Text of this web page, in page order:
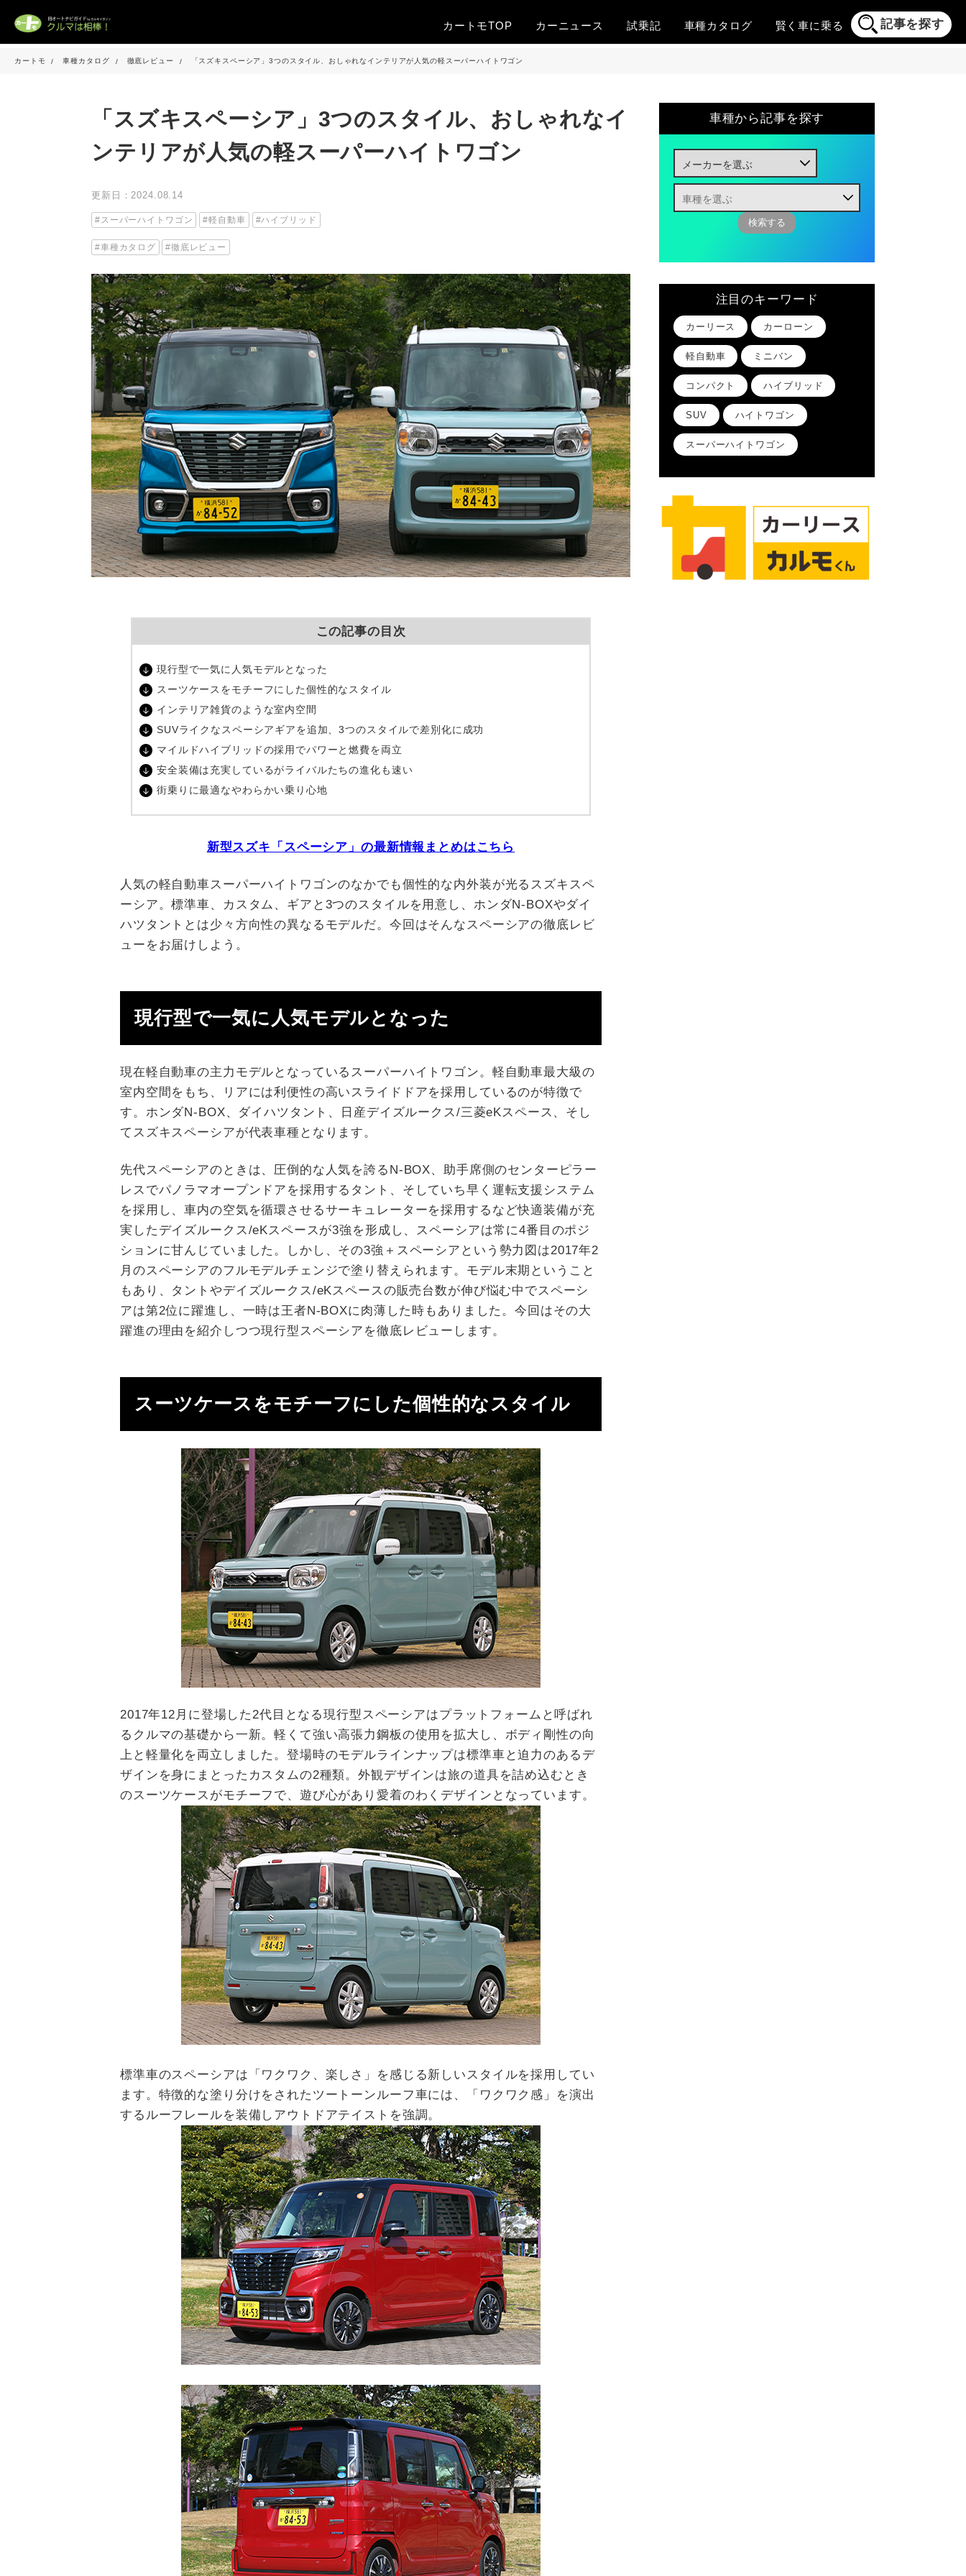
カートモTOP カーニュース 試乗記 車種カタログ 賢く車に乗る 記事を探す
カートモ 車種カタログ 徹底レビュー 「スズキスペーシア」3つのスタイル、おしゃれなインテリアが人気の軽スーパーハイトワゴン
「スズキスペーシア」3つのスタイル、おしゃれなイ
ンテリアが人気の軽スーパーハイトワゴン
更新日：2024.08.14
スーパーハイトワゴン 軽自動車 ハイブリッド
車種カタログ 徹底レビュー
この記事の目次
現行型で一気に人気モデルとなった
スーツケースをモチーフにした個性的なスタイル
インテリア雑貨のような室内空間
SUVライクなスペーシアギアを追加、3つのスタイルで差別化に成功
マイルドハイブリッドの採用でパワーと燃費を両立
安全装備は充実しているがライバルたちの進化も速い
街乗りに最適なやわらかい乗り心地
新型スズキ「スペーシア」の最新情報まとめはこちら
人気の軽自動車スーパーハイトワゴンのなかでも個性的な内外装が光るスズキスペ
ーシア。標準車、カスタム、ギアと3つのスタイルを用意し、ホンダN-BOXやダイ
ハツタントとは少々方向性の異なるモデルだ。今回はそんなスペーシアの徹底レビ
ューをお届けしよう。
現行型で一気に人気モデルとなった
現在軽自動車の主力モデルとなっているスーパーハイトワゴン。軽自動車最大級の
室内空間をもち、リアには利便性の高いスライドドアを採用しているのが特徴で
す。ホンダN-BOX、ダイハツタント、日産デイズルークス/三菱eKスペース、そし
てスズキスペーシアが代表車種となります。
先代スペーシアのときは、圧倒的な人気を誇るN-BOX、助手席側のセンターピラー
レスでパノラマオープンドアを採用するタント、そしていち早く運転支援システム
を採用し、車内の空気を循環させるサーキュレーターを採用するなど快適装備が充
実したデイズルークス/eKスペースが3強を形成し、スペーシアは常に4番目のポジ
ションに甘んじていました。しかし、その3強＋スペーシアという勢力図は2017年2
月のスペーシアのフルモデルチェンジで塗り替えられます。モデル末期ということ
もあり、タントやデイズルークス/eKスペースの販売台数が伸び悩む中でスペーシ
アは第2位に躍進し、一時は王者N-BOXに肉薄した時もありました。今回はその大
躍進の理由を紹介しつつ現行型スペーシアを徹底レビューします。
スーツケースをモチーフにした個性的なスタイル
2017年12月に登場した2代目となる現行型スペーシアはプラットフォームと呼ばれ
るクルマの基礎から一新。軽くて強い高張力鋼板の使用を拡大し、ボディ剛性の向
上と軽量化を両立しました。登場時のモデルラインナップは標準車と迫力のあるデ
ザインを身にまとったカスタムの2種類。外観デザインは旅の道具を詰め込むとき
のスーツケースがモチーフで、遊び心があり愛着のわくデザインとなっています。
標準車のスペーシアは「ワクワク、楽しさ」を感じる新しいスタイルを採用してい
ます。特徴的な塗り分けをされたツートーンルーフ車には、「ワクワク感」を演出
するルーフレールを装備しアウトドアテイストを強調。
車種から記事を探す
注目のキーワード
カーリース カーローン
軽自動車 ミニバン
コンパクト ハイブリッド
SUV ハイトワゴン
スーパーハイトワゴン